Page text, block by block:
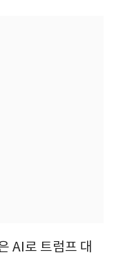
AI로 트럼프 대